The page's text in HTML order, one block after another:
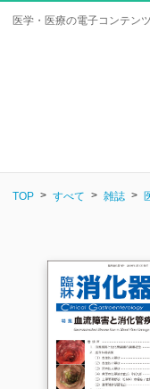
医学・医療の電子コンテン
TOP すべて 雑誌